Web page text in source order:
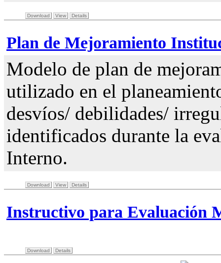
Download View Details
Plan de Mejoramiento
Modelo de plan de
utilizado en el
desvíos/ debilidades/
identificados durante la
Interno.
Download View Details
Instructivo para Evaluación
Download Details